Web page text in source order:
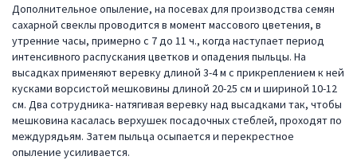
Дополнительное опыление, на посевах для производства семян
сахарной свеклы проводится в момент массового цветения, в
утренние часы, примерно с 7 до 11 ч., когда наступает период
интенсивного распускания цветков и опадения пыльцы. На
высадках применяют веревку длиной 3-4 м с прикреплением к ней
кусками ворсистой мешковины длиной 20-25 см и шириной 10-12
см. Два сотрудника- натягивая веревку над высадками так, чтобы
мешковина касалась верхушек посадочных стеблей, проходят по
междурядьям. Затем пыльца осыпается и перекрестное
опыление усиливается.